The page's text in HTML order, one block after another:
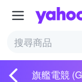
旗艦電競